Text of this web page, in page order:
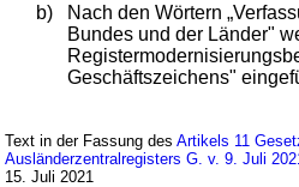
b)
Nach den Wörtern
Bundes und der Länder"
Geschäftszeichens"
Text in der Fassung desArtikels 11
Ausländerzentralregisters G. v. 9. Juli
15. Juli 2021